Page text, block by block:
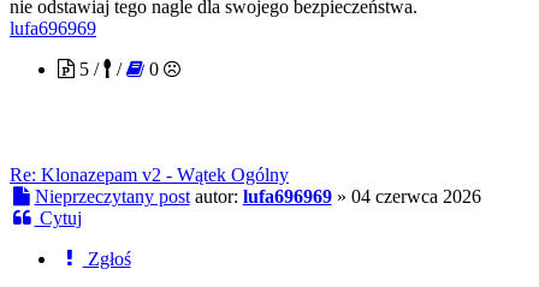
nie odstawiaj tego nagle dla swojego bezpieczeństwa.
lufa696969
5 /
/ 0
Re: Klonazepam v2 - Wątek Ogólny
Nieprzeczytany post autor: lufa696969» 04 czerwca 2026
Cytuj
Zgłoś